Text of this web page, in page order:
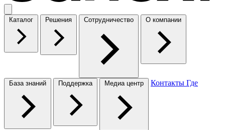
Каталог Решения Сотрудничество О компании
База знаний Поддержка Медиа центр Контакты Где